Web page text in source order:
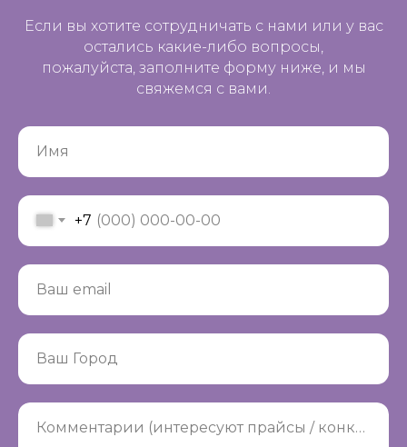
Если вы хотите сотрудничать с нами или у вас
остались какие-либо вопросы,
пожалуйста, заполните форму ниже, и мы
свяжемся с вами.
Имя
+7
Ваш email
Ваш Город
Комментарии (интересуют прайсы / конкретная продукция, другие вопросы)